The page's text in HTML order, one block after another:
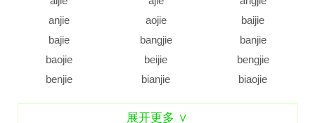
anjie
aojie
baijie
bajie
bangjie
banjie
baojie
beijie
bengjie
benjie
bianjie
biaojie
bojie
展开更多 ∨